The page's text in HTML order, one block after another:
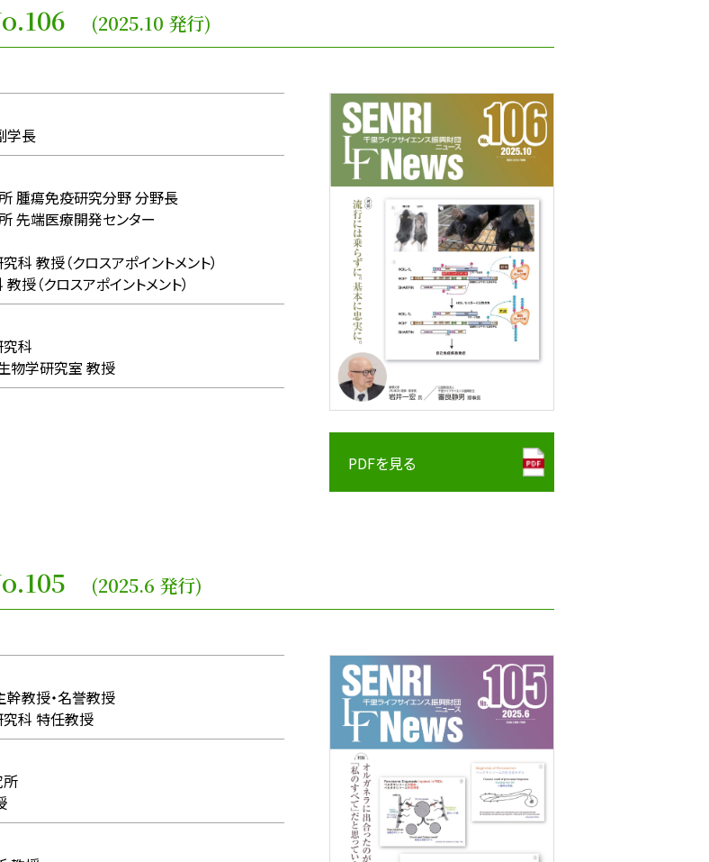
(2025.10 発行)
学長
腫瘍免疫研究分野 分野長
先端医療開発センター
教授（クロスアポイントメント）
（クロスアポイントメント）
科
学研究室 教授
PDFを見る
(2025.6 発行)
教授・名誉教授
科 特任教授